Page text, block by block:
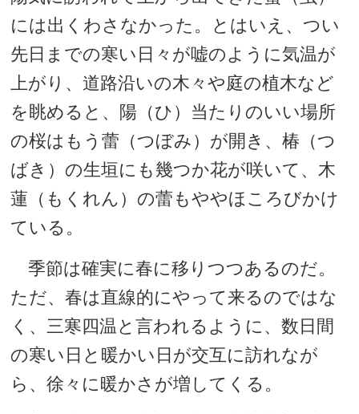
には出くわさなかった。とはいえ、つい
先日までの寒い日々が嘘のように気温が
上がり、道路沿いの木々や庭の植木など
を眺めると、陽（ひ）当たりのいい場所
の桜はもう蕾（つぼみ）が開き、椿（つ
ばき）の生垣にも幾つか花が咲いて、木
蓮（もくれん）の蕾もややほころびかけ
ている。
季節は確実に春に移りつつあるのだ。
ただ、春は直線的にやって来るのではな
く、三寒四温と言われるように、数日間
の寒い日と暖かい日が交互に訪れなが
ら、徐々に暖かさが増してくる。